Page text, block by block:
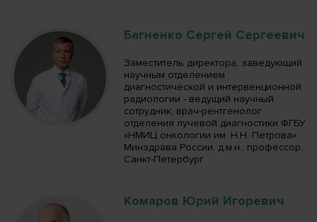
Багненко Сергей Сергеевич
Заместитель директора, заведующий
научным отделением
диагностической и интервенционной
радиологии - ведущий научный
сотрудник, врач-рентгенолог
отделения лучевой диагностики ФГБУ
«НМИЦ онкологии им. Н.Н. Петрова»
Минздрава России, д.м.н., профессор,
Санкт-Петербург
Комаров Юрий Игоревич